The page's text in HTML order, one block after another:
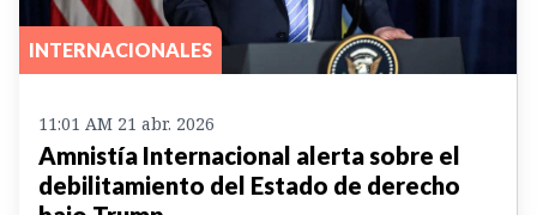
INTERNACIONALES
11:01 AM 21 abr. 2026
Amnistía Internacional alerta sobre el
debilitamiento del Estado de derecho